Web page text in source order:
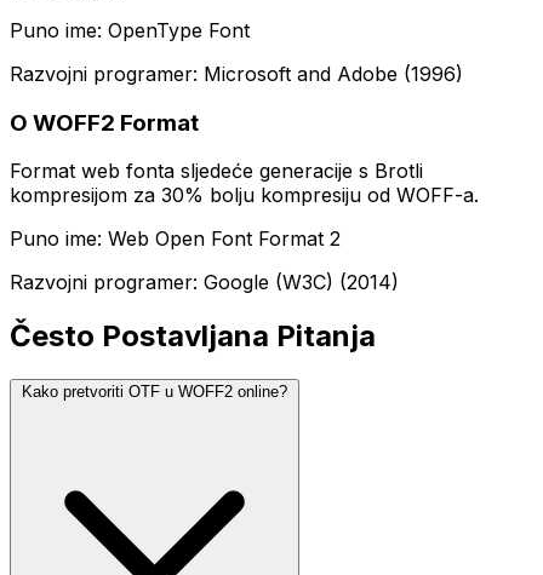
Puno ime: OpenType Font
Razvojni programer: Microsoft and Adobe (1996)
O WOFF2 Format
Format web fonta sljedeće generacije s Brotli
kompresijom za 30% bolju kompresiju od WOFF-a.
Puno ime: Web Open Font Format 2
Razvojni programer: Google (W3C) (2014)
Često Postavljana Pitanja
Kako pretvoriti OTF u WOFF2 online?